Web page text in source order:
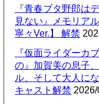
『青春ブタ野郎は
見ない』メモリア
寧々Ver.】 解禁
『仮面ライダーカ
の』加賀美の息子
ル、そして大人に
キャスト解禁